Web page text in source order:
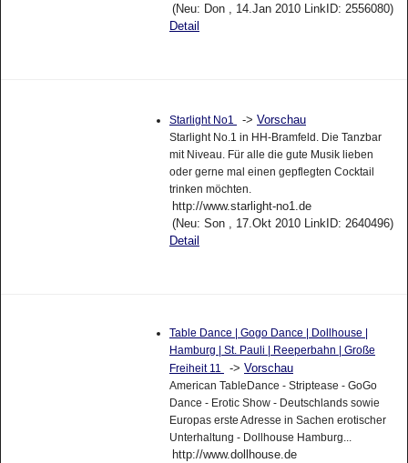
(Neu: Don , 14.Jan 2010 LinkID: 2556080)
Detail
Starlight No1 -> Vorschau
Starlight No.1 in HH-Bramfeld. Die Tanzbar
mit Niveau. Für alle die gute Musik lieben
oder gerne mal einen gepflegten Cocktail
trinken möchten.
http://www.starlight-no1.de
(Neu: Son , 17.Okt 2010 LinkID: 2640496)
Detail
Table Dance | Gogo Dance | Dollhouse |
Hamburg | St. Pauli | Reeperbahn | Große
Freiheit 11
-> Vorschau
American TableDance - Striptease - GoGo
Dance - Erotic Show - Deutschlands sowie
Europas erste Adresse in Sachen erotischer
Unterhaltung - Dollhouse Hamburg...
http://www.dollhouse.de